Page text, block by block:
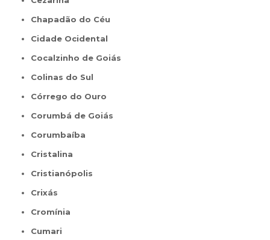
Chapadão do Céu
Cidade Ocidental
Cocalzinho de Goiás
Colinas do Sul
Córrego do Ouro
Corumbá de Goiás
Corumbaíba
Cristalina
Cristianópolis
Crixás
Cromínia
Cumari